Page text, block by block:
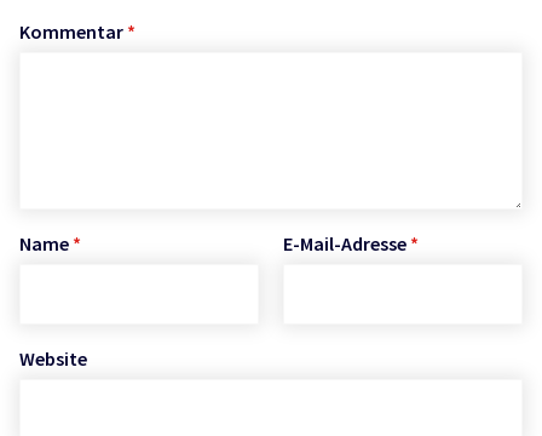
Kommentar *
Name * E-Mail-Adresse *
Website